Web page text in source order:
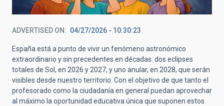
ADVERTISED ON 04/27/2026 - 10:30:23
España está a punto de vivir un fenómeno astronómico
extraordinario y sin precedentes en décadas: dos eclipses
totales de Sol, en 2026 y 2027, y uno anular, en 2028, que serán
visibles desde nuestro territorio. Con el objetivo de que tanto el
profesorado como la ciudadanía en general puedan aprovechar
al máximo la oportunidad educativa única que suponen estos